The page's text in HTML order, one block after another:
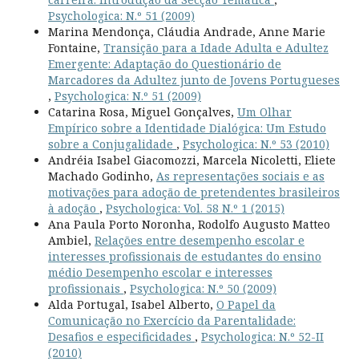
Psychologica: N.º 51 (2009)
Marina Mendonça, Cláudia Andrade, Anne Marie
Fontaine, Transição para a Idade Adulta e Adultez
Emergente: Adaptação do Questionário de
Marcadores da Adultez junto de Jovens Portugueses
, Psychologica: N.º 51 (2009)
Catarina Rosa, Miguel Gonçalves, Um Olhar
Empírico sobre a Identidade Dialógica: Um Estudo
sobre a Conjugalidade , Psychologica: N.º 53 (2010)
Andréia Isabel Giacomozzi, Marcela Nicoletti, Eliete
Machado Godinho, As representações sociais e as
motivações para adoção de pretendentes brasileiros
à adoção , Psychologica: Vol. 58 N.º 1 (2015)
Ana Paula Porto Noronha, Rodolfo Augusto Matteo
Ambiel, Relações entre desempenho escolar e
interesses profissionais de estudantes do ensino
médio Desempenho escolar e interesses
profissionais , Psychologica: N.º 50 (2009)
Alda Portugal, Isabel Alberto, O Papel da
Comunicação no Exercício da Parentalidade:
Desafios e especificidades , Psychologica: N.º 52-II
(2010)